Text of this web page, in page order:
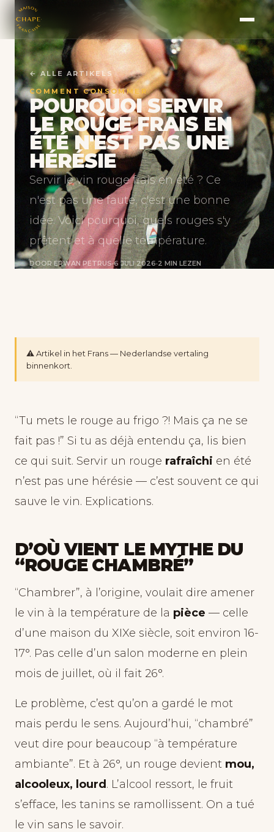
← ALLE ARTIKELS
COMMENT CONSOMMER
POURQUOI SERVIR
LE ROUGE FRAIS EN
ÉTÉ N'EST PAS UNE
HÉRÉSIE
Servir le vin rouge frais en été ? Ce
n'est pas une faute, c'est une bonne
idée. Voici pourquoi, quels rouges s'y
prêtent et à quelle température.
DOOR ERWAN PETRUS·6 JULI 2026·2 MIN LEZEN
⚠️ Artikel in het Frans — Nederlandse vertaling
binnenkort.
“Tu mets le rouge au frigo ?! Mais ça ne se
fait pas !” Si tu as déjà entendu ça, lis bien
ce qui suit. Servir un rouge rafraîchi en été
n’est pas une hérésie — c’est souvent ce qui
sauve le vin. Explications.
D’OÙ VIENT LE MYTHE DU
“ROUGE CHAMBRÉ”
“Chambrer”, à l’origine, voulait dire amener
le vin à la température de la pièce — celle
d’une maison du XIXe siècle, soit environ 16-
17°. Pas celle d’un salon moderne en plein
mois de juillet, où il fait 26°.
Le problème, c’est qu’on a gardé le mot
mais perdu le sens. Aujourd’hui, “chambré”
veut dire pour beaucoup “à température
ambiante”. Et à 26°, un rouge devient mou,
alcooleux, lourd . L’alcool ressort, le fruit
s’efface, les tanins se ramollissent. On a tué
le vin sans le savoir.